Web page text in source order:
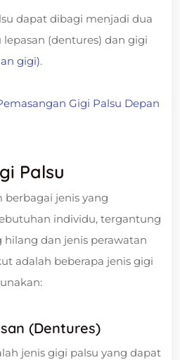
dapat dibagi menjadi dua
(dentures) dan gigi
gigi).
Gigi Palsu Depan
Palsu
berbagai jenis yang
individu, tergantung
dan jenis perawatan
adalah beberapa jenis gigi
(Dentures)
jenis gigi palsu yang dapat